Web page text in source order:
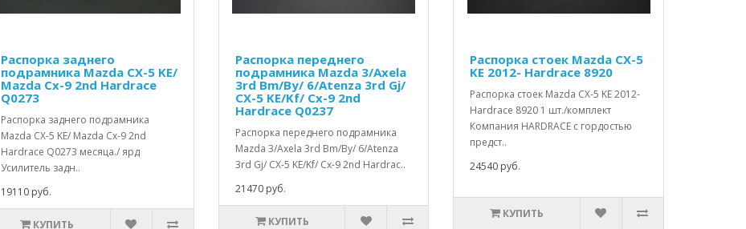
Распорка заднего
подрамника Mazda CX-5 KE/
Mazda Cx-9 2nd Hardrace
Q0273
Распорка заднего подрамника
Mazda CX-5 KE/ Mazda Cx-9 2nd
Hardrace Q0273 месяца./ ярд
Усилитель задн..
19110 руб.
КУПИТЬ
Распорка переднего
подрамника Mazda 3/Axela
3rd Bm/By/ 6/Atenza 3rd Gj/
CX-5 KE/Kf/ Cx-9 2nd
Hardrace Q0237
Распорка переднего подрамника
Mazda 3/Axela 3rd Bm/By/ 6/Atenza
3rd Gj/ CX-5 KE/Kf/ Cx-9 2nd Hardrac..
21470 руб.
КУПИТЬ
Распорка стоек Mazda CX-5
KE 2012- Hardrace 8920
Распорка стоек Mazda CX-5 KE 2012-
Hardrace 8920 1 шт./комплект
Компания HARDRACE с гордостью
предст..
24540 руб.
КУПИТЬ